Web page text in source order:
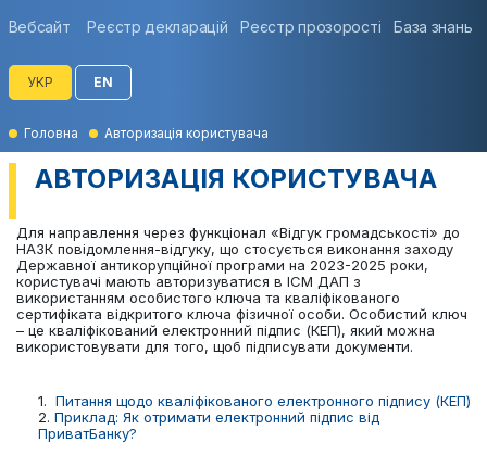
Вебсайт Реєстр декларацій Реєстр прозорості База знань
УКР EN
Головна Авторизація користувача
АВТОРИЗАЦІЯ КОРИСТУВАЧА
Для направлення через функціонал «Відгук громадськості» до
НАЗК повідомлення-відгуку, що стосується виконання заходу
Державної антикорупційної програми на 2023-2025 роки,
користувачі мають авторизуватися в ІСМ ДАП з
використанням особистого ключа та кваліфікованого
сертифіката відкритого ключа фізичної особи. Особистий ключ
– це кваліфікований електронний підпис (КЕП), який можна
використовувати для того, щоб підписувати документи.
1. Питання щодо кваліфікованого електронного підпису (КЕП)
2. Приклад: Як отримати електронний підпис від
ПриватБанку?